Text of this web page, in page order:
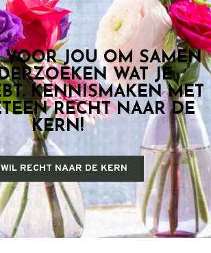
VOOR JOU OM SAMEN
WAT JE
KENNISMAKEN MET
RECHT NAAR DE
KERN!
RECHT NAAR DE KERN